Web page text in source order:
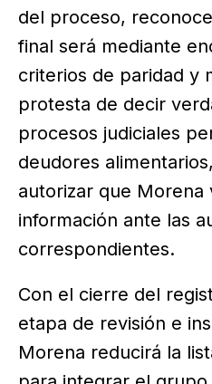
del proceso,
final será mediante
criterios de paridad y
protesta de decir
procesos judiciales
deudores
autorizar que Morena
información ante las
correspondientes.
Con el cierre del
etapa de revisión e
Morena reducirá la